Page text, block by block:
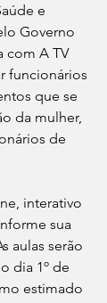
e
Governo
com A TV
funcionários
que se
da mulher,
de
interativo
sua
aulas serão
dia 1º de
estimado